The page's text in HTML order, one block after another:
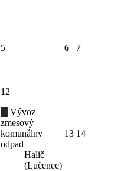
5 6 7
12
Vývoz
zmesový
komunálny
odpad
Halič
(Lučenec)
13 14